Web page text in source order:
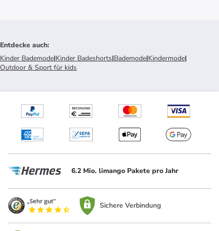
Entdecke auch:
Kinder Bademode|Kinder Badeshorts|Bademode|Kindermode|
Outdoor & Sport für kids
6.2 Mio. limango Pakete pro Jahr
Sichere Verbindung